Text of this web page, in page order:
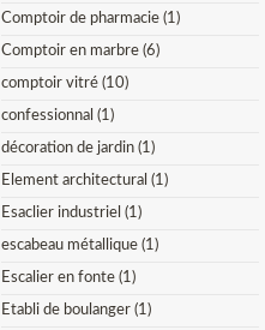
Comptoir de pharmacie (1)
Comptoir en marbre (6)
comptoir vitré (10)
confessionnal (1)
décoration de jardin (1)
Element architectural (1)
Esaclier industriel (1)
escabeau métallique (1)
Escalier en fonte (1)
Etabli de boulanger (1)